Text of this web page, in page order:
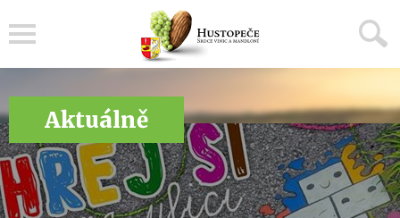
Aktuálně